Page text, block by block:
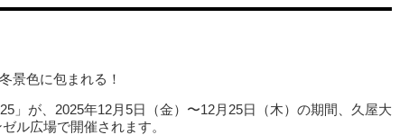
景色に包まれる！
」が、2025年12月5日（金）〜12月25日（木）の期間、久屋大
ル広場で開催されます。